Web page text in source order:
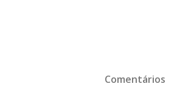
Comentários